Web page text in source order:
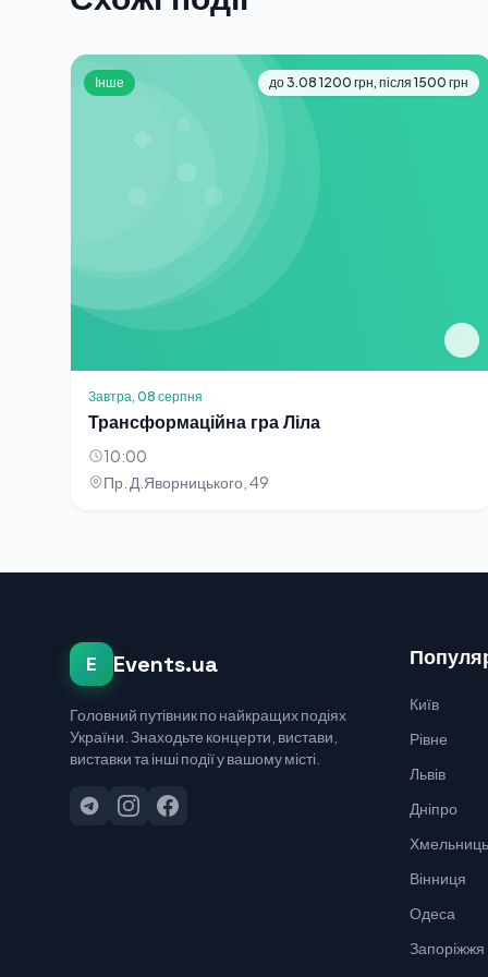
Інше до 3.08 1200 грн, після 1500 грн
Завтра, 08 серпня
Трансформаційна гра Ліла
10:00
Пр. Д.Яворницького, 49
E Events.ua
Головний путівник по найкращих подіях
України. Знаходьте концерти, вистави,
виставки та інші події у вашому місті.
Київ
Рівне
Львів
Дніпро
Вінниця
Одеса
Запоріжжя